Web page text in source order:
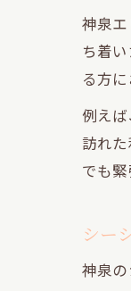
神泉
ち着
る方に
例え
訪れ
でも
シー
神泉